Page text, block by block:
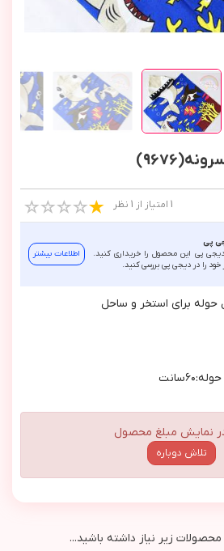
1 امتیاز از 1 نظر
پی
پی این محصول را خریداری کنید.
خود را در دیجی پی بررسی کنید.
اطلاعات بیشتر
براي استخر و ساحل
نمایش مبلغ محصول
تلاش دوباره
زیر نیاز داشته باشید...